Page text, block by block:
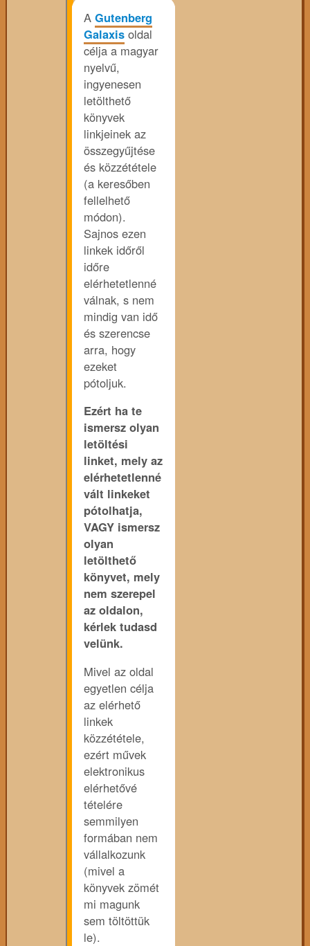
A Gutenberg
Galaxis oldal
célja a magyar
nyelvű,
ingyenesen
letölthető
könyvek
linkjeinek az
összegyűjtése
és közzététele
(a keresőben
fellelhető
módon).
Sajnos ezen
linkek időről
időre
elérhetetlenné
válnak, s nem
mindig van idő
és szerencse
arra, hogy
ezeket
pótoljuk.
Ezért ha te
ismersz olyan
letöltési
linket, mely az
elérhetetlenné
vált linkeket
pótolhatja,
VAGY ismersz
olyan
letölthető
könyvet, mely
nem szerepel
az oldalon,
kérlek tudasd
velünk.
Mivel az oldal
egyetlen célja
az elérhető
linkek
közzététele,
ezért művek
elektronikus
elérhetővé
tételére
semmilyen
formában nem
vállalkozunk
(mivel a
könyvek zömét
mi magunk
sem töltöttük
le).